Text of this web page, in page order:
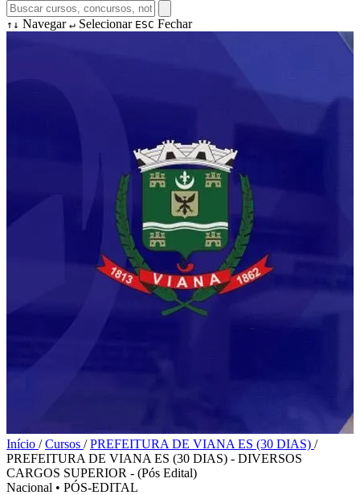
↑↓ Navegar ↵ Selecionar ESC Fechar
Início / Cursos / PREFEITURA DE VIANA ES (30 DIAS) /
PREFEITURA DE VIANA ES (30 DIAS) - DIVERSOS
CARGOS SUPERIOR - (Pós Edital)
Nacional • PÓS-EDITAL